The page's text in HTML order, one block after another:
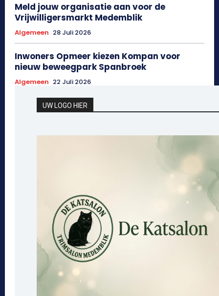
Meld jouw organisatie aan voor de
Vrijwilligersmarkt Medemblik
Algemeen 28 Juli 2026
Inwoners Opmeer kiezen Kompan voor
nieuw beweegpark Spanbroek
Algemeen 22 Juli 2026
UW LOGO HIER